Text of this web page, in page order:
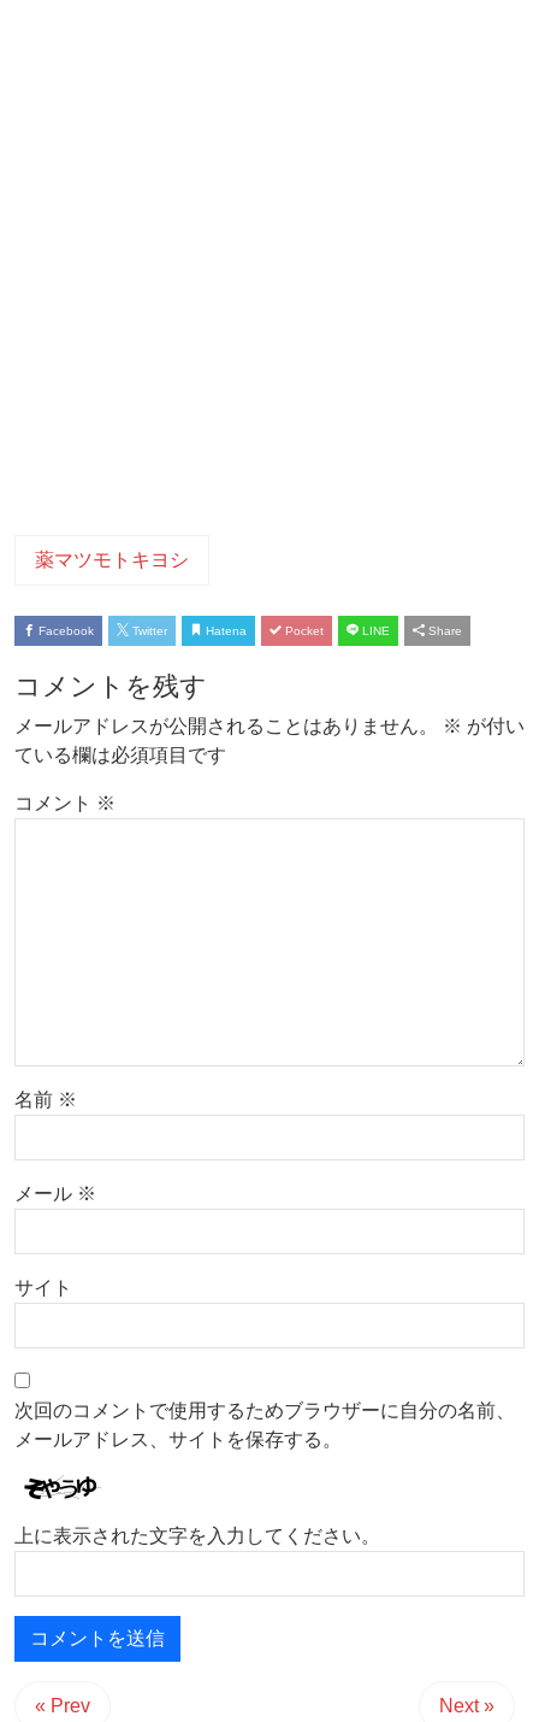
薬マツモトキヨシ
Facebook Twitter Hatena Pocket LINE Share
コメントを残す
メールアドレスが公開されることはありません。 ※ が付い
ている欄は必須項目です
コメント ※
名前 ※
メール ※
サイト
次回のコメントで使用するためブラウザーに自分の名前、
メールアドレス、サイトを保存する。
上に表示された文字を入力してください。
« Prev Next »